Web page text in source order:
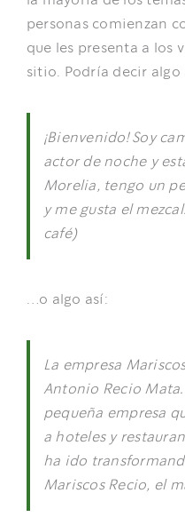
NOTICIAS
DOCUMENTOS
personas comienzan
que les presenta a los
sitio. Podría decir algo
¡Bienvenido! Soy
actor de noche y
Morelia, tengo un
y me gusta el
café)
…o algo así:
La empresa
Antonio Recio
pequeña empresa
a hoteles y
ha ido
Mariscos Recio, el